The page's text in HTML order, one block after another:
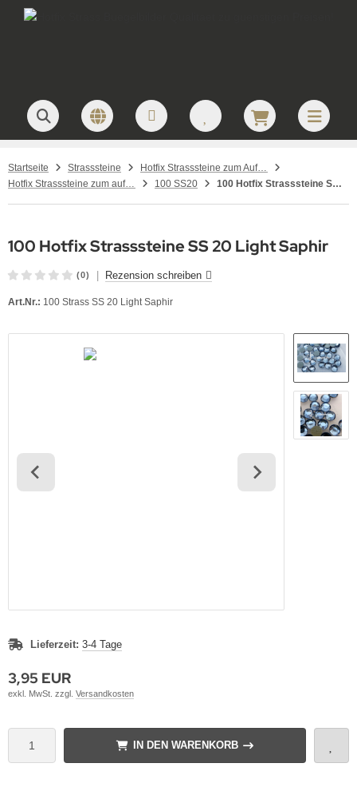
Startseite Strasssteine
Hotfix Strasssteine zum Aufbügeln – hochwertige Strasssteine für Textilveredelung
Hotfix Strasssteine zum aufbügeln SS20 / 5mm
100 SS20 100 Hotfix Strasssteine SS 20 Light Saphir
100 Hotfix Strasssteine SS 20 Light Saphir
(0) Rezension schreiben
Art.Nr.: 100 Strass SS 20 Light Saphir
Lieferzeit: 3-4 Tage
3,95 EUR
exkl. MwSt. zzgl. Versandkosten
IN DEN WARENKORB